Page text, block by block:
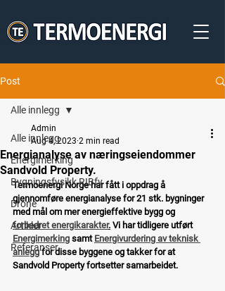
Post
Alle innlegg
Energimerking
Bygningsfysikk RIBfy
Drone
Artikler
Referanser
Alle innlegg
Energianalyse av næringseiendommer
Sandvold Property.
Admin
Aug 4, 2023 2 min read
Termoenergi Norge har fått i oppdrag å
gjennomføre energianalyse for 21 stk. bygninger
med mål om mer energieffektive bygg og
forbedret energikarakter. Vi har tidligere utført
Energimerking samt Energivurdering av teknisk
anlegg for disse byggene og takker for at
Sandvold Property fortsetter samarbeidet.